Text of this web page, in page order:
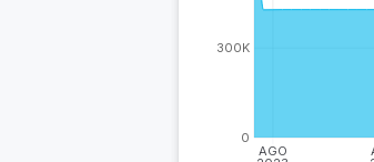
AGO
0
300K